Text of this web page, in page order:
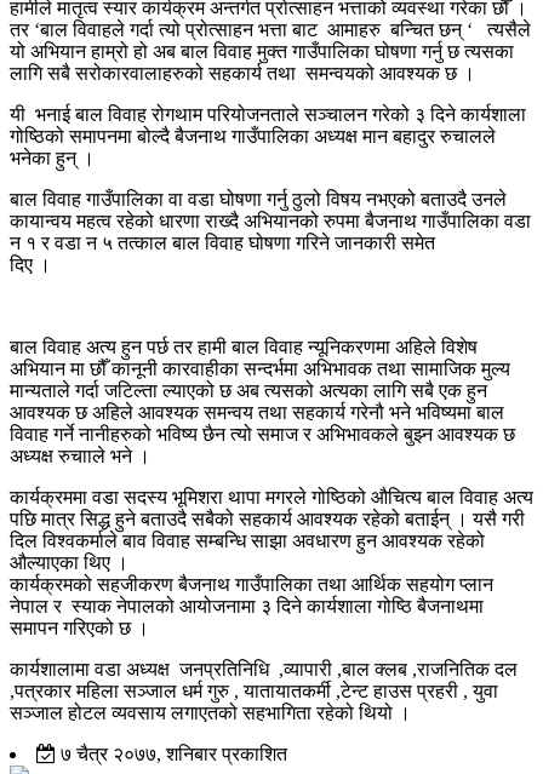
हामीले मातृत्व स्यार कार्यक्रम अन्तर्गत प्रोत्साहन भत्ताको व्यवस्था गरेका छौँ ।
तर ‘बाल विवाहले गर्दा त्यो प्रोत्साहन भत्ता बाट आमाहरु बन्चित छन् ‘ त्यसैले
यो अभियान हाम्रो हो अब बाल विवाह मुक्त गाउँपालिका घोषणा गर्नु छ त्यसका
लागि सबै सरोकारवालाहरुको सहकार्य तथा समन्वयको आवश्यक छ ।
यी भनाई बाल विवाह रोगथाम परियोजनताले सञ्चालन गरेको ३ दिने कार्यशाला
गोष्ठिको समापनमा बोल्दै बैजनाथ गाउँपालिका अध्यक्ष मान बहादुर रुचालले
भनेका हुन् ।
बाल विवाह गाउँपालिका वा वडा घोषणा गर्नु ठुलो विषय नभएको बताउदै उनले
कायान्वय महत्व रहेको धारणा राख्दै अभियानको रुपमा बैजनाथ गाउँपालिका वडा
न १ र वडा न ५ तत्काल बाल विवाह घोषणा गरिने जानकारी समेत
दिए ।
बाल विवाह अत्य हुन पर्छ तर हामी बाल विवाह न्यूनिकरणमा अहिले विशेष
अभियान मा छौँ कानूनी कारवाहीका सन्दर्भमा अभिभावक तथा सामाजिक मुल्य
मान्यताले गर्दा जटिल्ता ल्याएको छ अब त्यसको अत्यका लागि सबै एक हुन
आवश्यक छ अहिले आवश्यक समन्वय तथा सहकार्य गरेनौ भने भविष्यमा बाल
विवाह गर्ने नानीहरुको भविष्य छैन त्यो समाज र अभिभावकले बुझ्न आवश्यक छ
अध्यक्ष रुचााले भने ।
कार्यक्रममा वडा सदस्य भूमिशरा थापा मगरले गोष्ठिको औचित्य बाल विवाह अत्य
पछि मात्र सिद्ध हुने बताउदै सबैको सहकार्य आवश्यक रहेको बताईन् । यसै गरी
दिल विश्वकर्माले बाव विवाह सम्बन्धि साझा अवधारण हुन आवश्यक रहेको
औल्याएका थिए ।
कार्यक्रमको सहजीकरण बैजनाथ गाउँपालिका तथा आर्थिक सहयोग प्लान
नेपाल र स्याक नेपालको आयोजनामा ३ दिने कार्यशाला गोष्ठि बैजनाथमा
समापन गरिएको छ ।
कार्यशालामा वडा अध्यक्ष जनप्रतिनिधि ,व्यापारी ,बाल क्लब ,राजनितिक दल
,पत्रकार महिला सञ्जाल धर्म गुरु , यातायातकर्मी ,टेन्ट हाउस प्रहरी , युवा
सञ्जाल होटल व्यवसाय लगाएतको सहभागिता रहेको थियो ।
७ चैत्र २०७७, शनिबार प्रकाशित